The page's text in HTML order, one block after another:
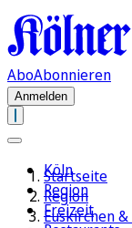
AboAbonnieren
Anmelden
Köln
Region
Freizeit
Startseite
Region
Euskirchen